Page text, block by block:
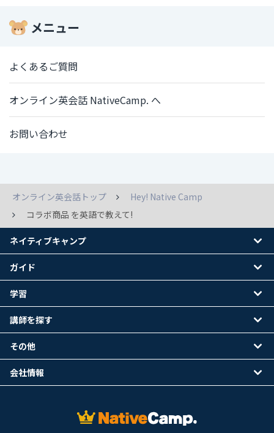
メニュー
よくあるご質問
オンライン英会話 NativeCamp. へ
お問い合わせ
オンライン英会話トップ
Hey! Native Camp
コラボ商品 を英語で教えて!
ネイティブキャンプ
ガイド
学習
講師を探す
その他
会社情報